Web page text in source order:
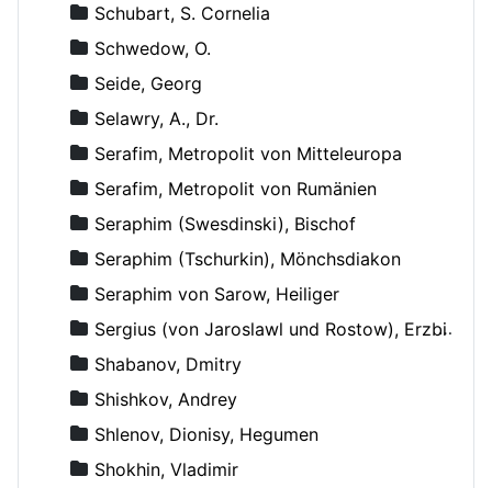
Schubart, S. Cornelia
Schwedow, O.
Seide, Georg
Selawry, A., Dr.
Serafim, Metropolit von Mitteleuropa
Serafim, Metropolit von Rumänien
Seraphim (Swesdinski), Bischof
Seraphim (Tschurkin), Mönchsdiakon
Seraphim von Sarow, Heiliger
Sergius (von Jaroslawl und Rostow), Erzbischof
Shabanov, Dmitry
Shishkov, Andrey
Shlenov, Dionisy, Hegumen
Shokhin, Vladimir